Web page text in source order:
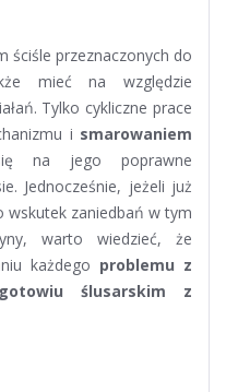
ściśle przeznaczonych do
mieć na względzie
Tylko cykliczne prace
i smarowaniem
na jego poprawne
Jednocześnie, jeżeli już
wskutek zaniedbań w tym
warto wiedzieć, że
każdego problemu z
ślusarskim z